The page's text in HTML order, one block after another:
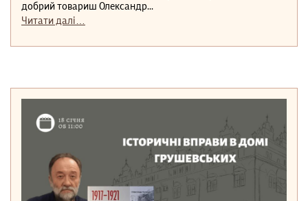
добрий товариш Олександр...
Читати далі…